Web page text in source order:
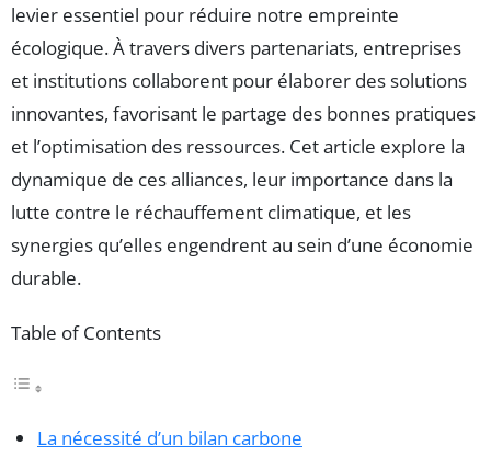
levier essentiel pour réduire notre empreinte
écologique. À travers divers partenariats, entreprises
et institutions collaborent pour élaborer des solutions
innovantes, favorisant le partage des bonnes pratiques
et l’optimisation des ressources. Cet article explore la
dynamique de ces alliances, leur importance dans la
lutte contre le réchauffement climatique, et les
synergies qu’elles engendrent au sein d’une économie
durable.
Table of Contents
La nécessité d’un bilan carbone